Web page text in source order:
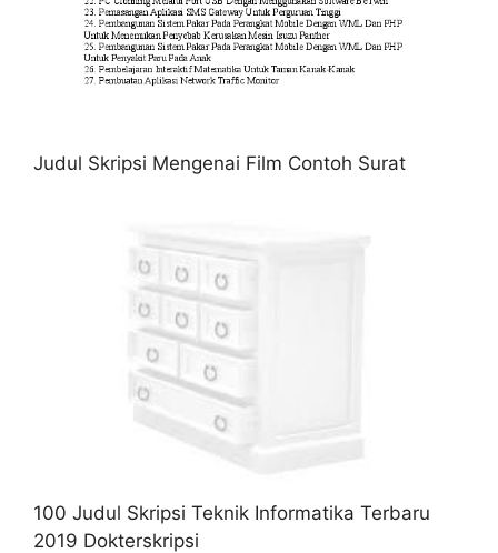
Judul Skripsi Mengenai Film Contoh Surat
100 Judul Skripsi Teknik Informatika Terbaru
2019 Dokterskripsi